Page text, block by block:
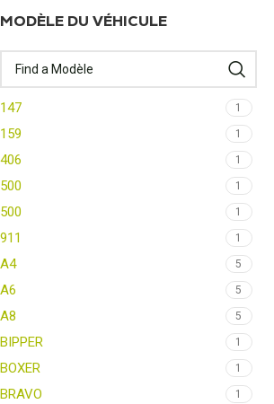
MODÈLE DU VÉHICULE
147 1
159 1
406 1
500 1
500 1
911 1
A4 5
A6 5
A8 5
BIPPER 1
BOXER 1
BRAVO 1